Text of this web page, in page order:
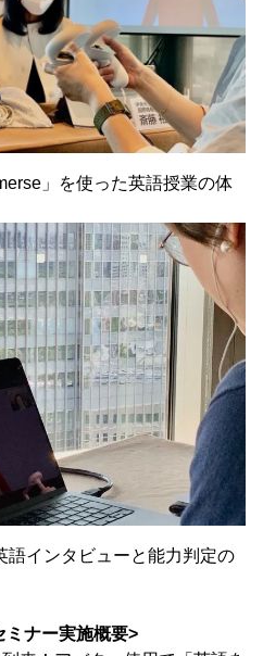
」を使った英語授業の体
語インタビューと能力判定の
ナー実施概要>